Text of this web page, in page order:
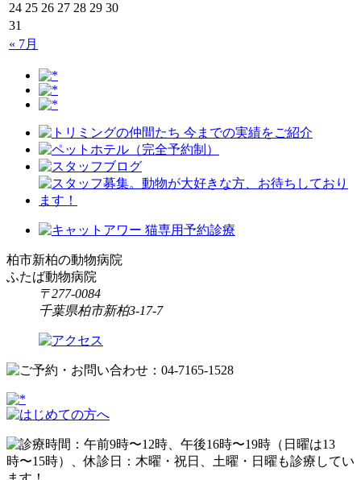
« 7月
24 25 26 27 28 29 30
31
柏市新柏の動物病院
ふたば動物病院
〒277-0084
千葉県柏市新柏3-17-7